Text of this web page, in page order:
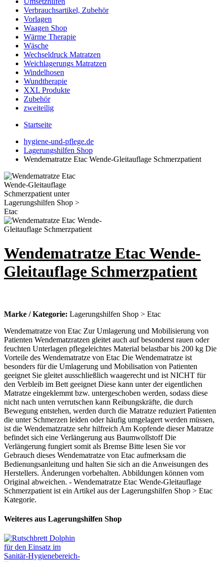
Verbrauchsartikel, Zubehör
Vorlagen
Waagen Shop
Wärme Therapie
Wäsche
Wechseldruck Matratzen
Weichlagerungs Matratzen
Windelhosen
Wundtherapie
XXL Produkte
Zubehör
zweiteilig
Startseite
hygiene-und-pflege.de
Lagerungshilfen Shop
Wendematratze Etac Wende-Gleitauflage Schmerzpatient
Wendematratze Etac Wende-
Gleitauflage Schmerzpatient
Marke / Kategorie: Lagerungshilfen Shop > Etac
Wendematratze von Etac Zur Umlagerung und Mobilisierung von
Patienten Wendematzratzen gleitet auch auf besonderst rauen oder
feuchten Unterlagen pflegeleichtes Material belastbar bis 200 kg Die
Vorteile des Wendematratze von Etac Die Wendematratze ist
besonders für die Umlagerung und Mobilisation von Patienten
geeignet Sie gleitet ausschließlich waagerecht und ist NICHT für
den Verbleib im Bett geeignet Diese kann unter der eigentlichen
Matratze eingeklemmt bzw. untergeschoben werden, sodass diese
nicht nach unten verrutschen kann Reibungskräfte, die durch
Bewegung entstehen, werden durch die Matratze reduziert Patienten
die unter Schmerzen leiden oder häufig umgelagert werden müssen,
ist die Wendematzratze sehr hilfreich Am Kopfende dieser Matratze
befindet sich eine Verlängerung aus Baumwollstoff Die
Verlängerung fungiert somit als Bremse Bitte lesen Sie vor
Gebrauch dieses Wendematratze von Etac aufmerksam die
Bedienungsanleitung und halten Sie sich an die Anweisungen des
Herstellers. Änderungen vorbehalten. Abbildungen können vom
Original abweichen. - Wendematratze Etac Wende-Gleitauflage
Schmerzpatient ist ein Artikel aus der Lagerungshilfen Shop > Etac
Kategorie.
Weiteres aus Lagerungshilfen Shop